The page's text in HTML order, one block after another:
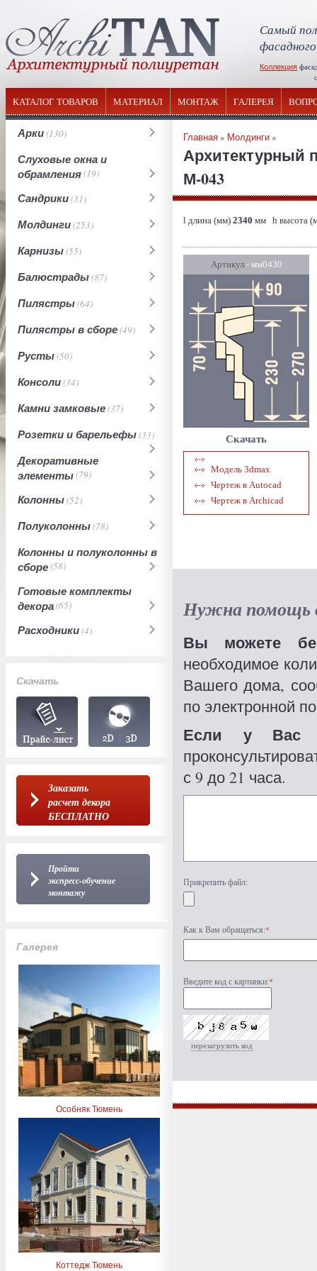
Самый
Коллекция
КАТАЛОГ ТОВАРОВ МАТЕРИАЛ МОНТАЖ ГАЛЕРЕЯ
Арки(130)
Слуховые окна и
обрамления(19)
Сандрики(31)
Молдинги(253)
Карнизы(55)
Балюстрады(87)
Пилястры(64)
Пилястры в сборе(49)
Русты(50)
Консоли(34)
Камни замковые(37)
Розетки и барельефы(33)
Декоративные
элементы(79)
Колонны(52)
Полуколонны(78)
Колонны и полуколонны в
сборе(58)
Готовые комплекты
декора(65)
Расходники(4)
Скачать
Заказать
расчет декора
БЕСПЛАТНО
Пройти
экспресс-обучение
монтажу
Галерея
Особняк Тюмень
Коттедж Тюмень
Главная» Молдинги»
Архитектурный
М-043
l длина (мм) 2340 мм h высота
Артикул- мм0430
Скачать
Модель 3dmax
Чертеж в Autocad
Чертеж в Archicad
Нужна помощь
Вы можете
необходимое
Вашего дома,
по электронной
Если у Вас
с 9 до 21 часа.
Прикрепить файл:
Как к Вам обращаться:*
Введите код с картинки:*
перезагрузить код